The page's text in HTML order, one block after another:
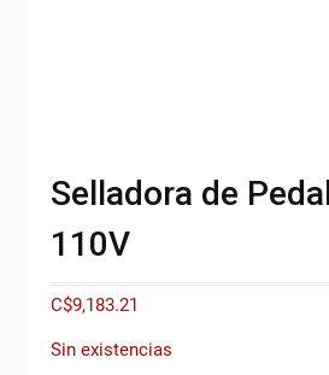
Selladora de
110V
C$9,183.21
Sin existencias